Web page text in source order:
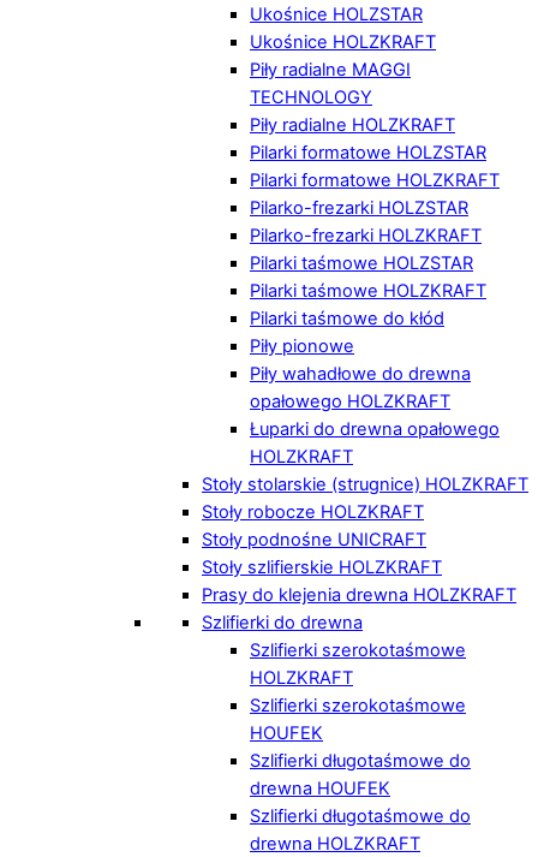
Ukośnice HOLZSTAR
Ukośnice HOLZKRAFT
Piły radialne MAGGI
TECHNOLOGY
Piły radialne HOLZKRAFT
Pilarki formatowe HOLZSTAR
Pilarki formatowe HOLZKRAFT
Pilarko-frezarki HOLZSTAR
Pilarko-frezarki HOLZKRAFT
Pilarki taśmowe HOLZSTAR
Pilarki taśmowe HOLZKRAFT
Pilarki taśmowe do kłód
Piły pionowe
Piły wahadłowe do drewna
opałowego HOLZKRAFT
Łuparki do drewna opałowego
HOLZKRAFT
Stoły stolarskie (strugnice) HOLZKRAFT
Stoły robocze HOLZKRAFT
Stoły podnośne UNICRAFT
Stoły szlifierskie HOLZKRAFT
Prasy do klejenia drewna HOLZKRAFT
Szlifierki do drewna
Szlifierki szerokotaśmowe
HOLZKRAFT
Szlifierki szerokotaśmowe
HOUFEK
Szlifierki długotaśmowe do
drewna HOUFEK
Szlifierki długotaśmowe do
drewna HOLZKRAFT